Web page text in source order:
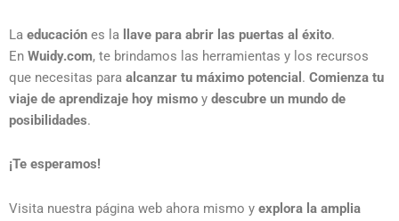
La educación es la llave para abrir las puertas al éxito.
En Wuidy.com, te brindamos las herramientas y los recursos
que necesitas para alcanzar tu máximo potencial . Comienza tu
viaje de aprendizaje hoy mismo y descubre un mundo de
posibilidades.
¡Te esperamos!
Visita nuestra página web ahora mismo y explora la amplia